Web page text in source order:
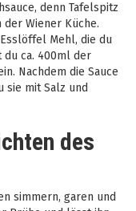
denn Tafelspitz
Wiener Küche.
Mehl, die du
du ca. 400ml der
Nachdem die Sauce
sie mit Salz und
des
simmern, garen und